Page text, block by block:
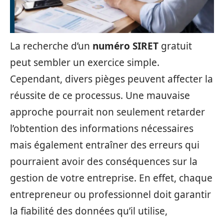
La recherche d’un numéro SIRET gratuit
peut sembler un exercice simple.
Cependant, divers pièges peuvent affecter la
réussite de ce processus. Une mauvaise
approche pourrait non seulement retarder
l’obtention des informations nécessaires
mais également entraîner des erreurs qui
pourraient avoir des conséquences sur la
gestion de votre entreprise. En effet, chaque
entrepreneur ou professionnel doit garantir
la fiabilité des données qu’il utilise,